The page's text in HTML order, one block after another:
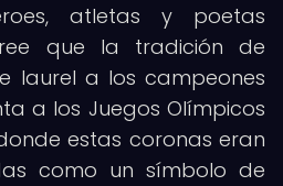
atletas y poetas
que la tradición de
laurel a los campeones
a los Juegos Olímpicos
estas coronas eran
como un símbolo de